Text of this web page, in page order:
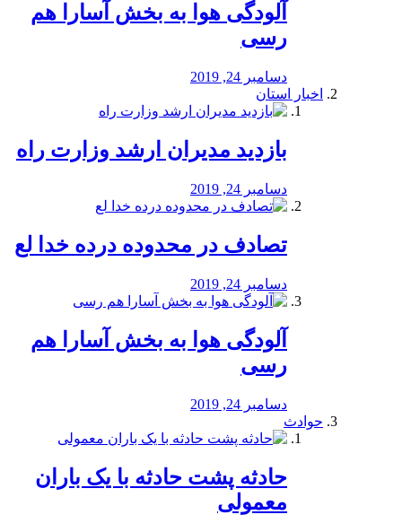
آلودگی هوا به بخش آسارا هم
رسی
دسامبر 24, 2019
اخبار استان
بازدید مدیران ارشد وزارت راه
دسامبر 24, 2019
تصادف در محدوده درده خدا لع
دسامبر 24, 2019
آلودگی هوا به بخش آسارا هم
رسی
دسامبر 24, 2019
حوادث
️حادثه پشت حادثه با یک باران
معمولی